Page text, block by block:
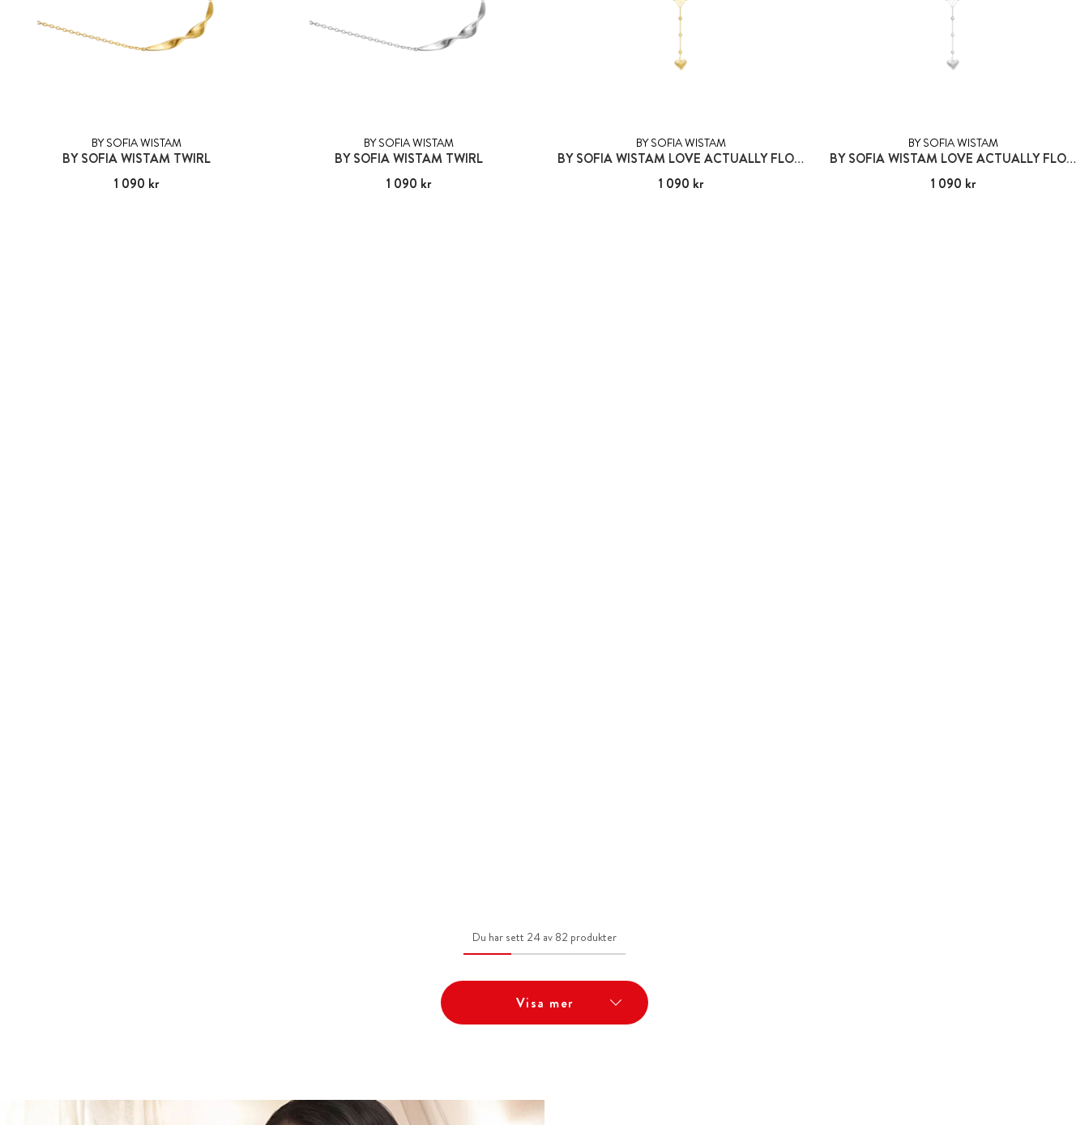
BY SOFIA WISTAM
BY SOFIA WISTAM TWIRL
Pris :1 090 kr
1 090 kr
BY SOFIA WISTAM
BY SOFIA WISTAM TWIRL
Pris :1 090 kr
1 090 kr
BY SOFIA WISTAM
BY SOFIA WISTAM LOVE ACTUALLY FLOW
Pris :1 090 kr
1 090 kr
BY SOFIA WISTAM
BY SOFIA WISTAM LOVE ACTUALLY FLOW
Pris :1 090 kr
1 090 kr
Du har sett 24 av 82 produkter
Visa mer